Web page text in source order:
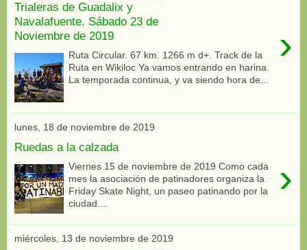
Trialeras de Guadalix y
Navalafuente. Sábado 23 de
Noviembre de 2019
›
Ruta Circular. 67 km. 1266 m d+. Track de la
Ruta en Wikiloc Ya vamos entrando en harina.
La temporada continua, y va siendo hora de...
lunes, 18 de noviembre de 2019
Ruedas a la calzada
›
Viernes 15 de noviembre de 2019 Como cada
mes la asociación de patinadores organiza la
Friday Skate Night, un paseo patinando por la
ciudad....
miércoles, 13 de noviembre de 2019